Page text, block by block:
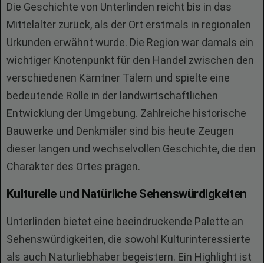
Die Geschichte von Unterlinden reicht bis in das
Mittelalter zurück, als der Ort erstmals in regionalen
Urkunden erwähnt wurde. Die Region war damals ein
wichtiger Knotenpunkt für den Handel zwischen den
verschiedenen Kärntner Tälern und spielte eine
bedeutende Rolle in der landwirtschaftlichen
Entwicklung der Umgebung. Zahlreiche historische
Bauwerke und Denkmäler sind bis heute Zeugen
dieser langen und wechselvollen Geschichte, die den
Charakter des Ortes prägen.
Kulturelle und Natürliche Sehenswürdigkeiten
Unterlinden bietet eine beeindruckende Palette an
Sehenswürdigkeiten, die sowohl Kulturinteressierte
als auch Naturliebhaber begeistern. Ein Highlight ist